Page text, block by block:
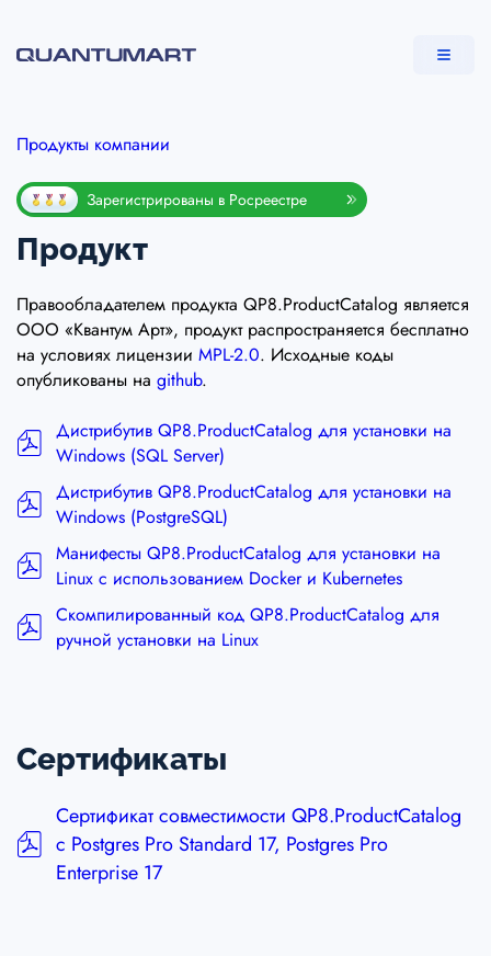
Продукты компании
Зарегистрированы в Росреестре
Продукт
Правообладателем продукта QP8.ProductCatalog является
ООО «Квантум Арт», продукт распространяется бесплатно
на условиях лицензии MPL-2.0. Исходные коды
опубликованы на github.
Дистрибутив QP8.ProductCatalog для установки на
Windows (SQL Server)
Дистрибутив QP8.ProductCatalog для установки на
Windows (PostgreSQL)
Манифесты QP8.ProductCatalog для установки на
Linux с использованием Docker и Kubernetes
Скомпилированный код QP8.ProductCatalog для
ручной установки на Linux
Сертификаты
Сертификат совместимости QP8.ProductCatalog
с Postgres Pro Standard 17, Postgres Pro
Enterprise 17